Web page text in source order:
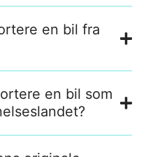
en bil fra
en bil som